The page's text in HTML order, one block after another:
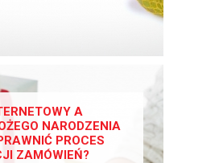
A
NARODZENIA
PROCES
ZAMÓWIEŃ?